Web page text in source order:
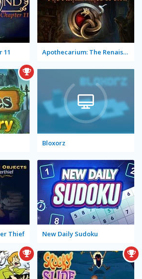
11 Apothecarium: The Renaissance of Evil
Bloxorz
Thief New Daily Sudoku